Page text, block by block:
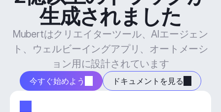
生成されました
Mubertはクリエイターツール、AIエージェン
ト、ウェルビーイングアプリ、オートメーシ
ョン用に設計されています
今すぐ始めよう ドキュメントを見る